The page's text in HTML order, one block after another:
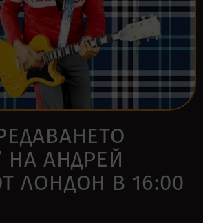
НА АНДРЕЙ
ЛОНДОН В 16:00